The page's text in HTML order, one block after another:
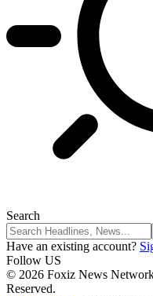
Search
Have an existing account?
Follow US
© 2026 Foxiz News
Reserved.